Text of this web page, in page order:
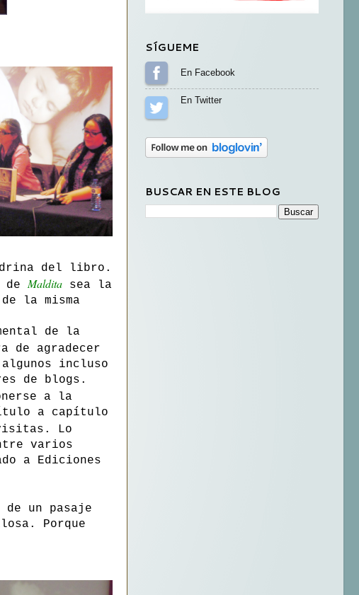
del libro.
Malditasea la
la misma
de la
de agradecer
incluso
de blogs.
a la
a capítulo
Lo
varios
a Ediciones
un pasaje
Porque
SÍGUEME
Sígueme en Facebook
BUSCAR EN ESTE BLOG